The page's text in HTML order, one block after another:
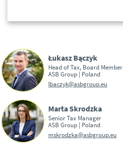
Łukasz Bączyk
Head of Tax, Board Member
ASB Group | Poland
lbaczyk@asbgroup.eu
Marta Skrodzka
Senior Tax Manager
ASB Group | Poland
mskrodzka@asbgroup.eu